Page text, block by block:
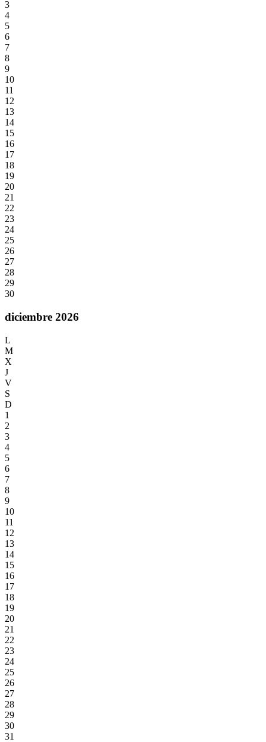
3
4
5
6
7
8
9
10
11
12
13
14
15
16
17
18
19
20
21
22
23
24
25
26
27
28
29
30
diciembre 2026
L
M
X
J
V
S
D
1
2
3
4
5
6
7
8
9
10
11
12
13
14
15
16
17
18
19
20
21
22
23
24
25
26
27
28
29
30
31